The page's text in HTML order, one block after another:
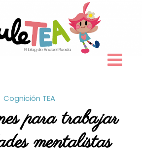
Cognición TEA
para trabajar
mentalistas